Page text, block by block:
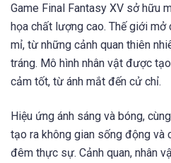
Game Final Fantasy XV sở hữu
họa chất lượng cao. Thế giới
mỉ, từ những cảnh quan thiên
tráng. Mô hình nhân vật được
cảm tốt, từ ánh mắt đến cử chỉ.
Hiệu ứng ánh sáng và bóng,
tạo ra không gian sống động và
đêm thực sự. Cảnh quan, nhân